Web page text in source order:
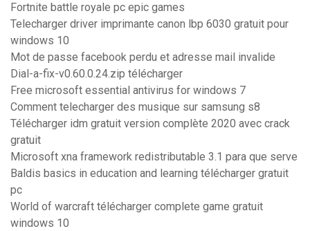
Fortnite battle royale pc epic games
Telecharger driver imprimante canon lbp 6030 gratuit pour
windows 10
Mot de passe facebook perdu et adresse mail invalide
Dial-a-fix-v0.60.0.24.zip télécharger
Free microsoft essential antivirus for windows 7
Comment telecharger des musique sur samsung s8
Télécharger idm gratuit version complète 2020 avec crack
gratuit
Microsoft xna framework redistributable 3.1 para que serve
Baldis basics in education and learning télécharger gratuit
pc
World of warcraft télécharger complete game gratuit
windows 10